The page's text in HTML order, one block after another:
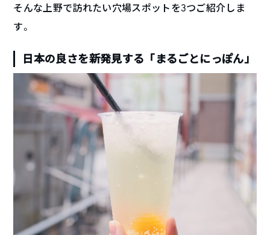
そんな上野で訪れたい穴場スポットを3つご紹介しま
す。
日本の良さを新発見する「まるごとにっぽん」